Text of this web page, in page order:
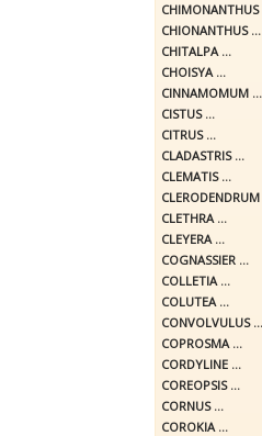
CHIMONANTHUS
CHIONANTHUS ...
CHITALPA ...
CHOISYA ...
CINNAMOMUM ...
CISTUS ...
CITRUS ...
CLADASTRIS ...
CLEMATIS ...
CLETHRA ...
CLEYERA ...
COGNASSIER ...
COLLETIA ...
COLUTEA ...
CONVOLVULUS ...
COPROSMA ...
CORDYLINE ...
COREOPSIS ...
CORNUS ...
COROKIA ...